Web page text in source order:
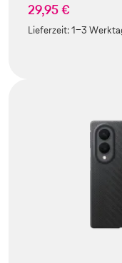
29,95 €
Lieferzeit:1-3